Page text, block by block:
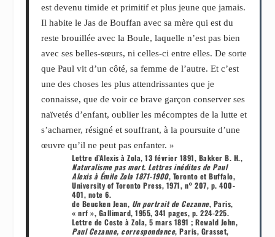
est devenu timide et primitif et plus jeune que jamais.
Il habite le Jas de Bouffan avec sa mère qui est du
reste brouillée avec la Boule, laquelle n’est pas bien
avec ses belles-sœurs, ni celles-ci entre elles. De sorte
que Paul vit d’un côté, sa femme de l’autre. Et c’est
une des choses les plus attendrissantes que je
connaisse, que de voir ce brave garçon conserver ses
naïvetés d’enfant, oublier les mécomptes de la lutte et
s’acharner, résigné et souffrant, à la poursuite d’une
œuvre qu’il ne peut pas enfanter. »
Lettre d’Alexis à Zola, 13 février 1891, Bakker B. H.,
Naturalisme pas mort. Lettres inédites de Paul
Alexis à Émile Zola 1871-1900, Toronto et Buffalo,
University of Toronto Press, 1971, n° 207, p. 400-
401, note 6.
de Beucken Jean, Un portrait de Cezanne, Paris,
« nrf », Gallimard, 1955, 341 pages, p. 224-225.
Lettre de Coste à Zola, 5 mars 1891 ; Rewald John,
Paul Cezanne, correspondance, Paris, Grasset,